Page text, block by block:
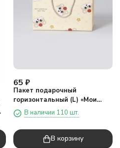
65 ₽
Пакет подарочный
горизонтальный (L) «Мои
друзья один», микс
(33*25,5*11)
В наличии 110 шт.
В корзину